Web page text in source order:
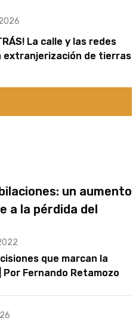
La calle y las redes
extranjerización de tierras
un aumento
a la pérdida del
que marcan la
Fernando Retamozo